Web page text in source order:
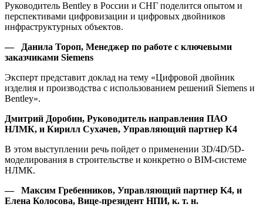
Руководитель Bentley в России и СНГ поделится опытом и
перспективами цифровизации и цифровых двойников
инфраструктурных объектов.
— Данила Тороп, Менеджер по работе с ключевыми
заказчиками Siemens
Эксперт представит доклад на тему «Цифровой двойник
изделия и производства с использованием решений Siemens и
Bentley».
Дмитрий Доробин, Руководитель направления ПАО
НЛМК, и Кирилл Сухачев, Управляющий партнер К4
В этом выступлении речь пойдет о применении 3D/4D/5D-
моделирования в строительстве и конкретно о BIM-системе
НЛМК.
— Максим Гребенников, Управляющий партнер K4, и
Елена Колосова, Вице-президент НПИ, к. т. н.